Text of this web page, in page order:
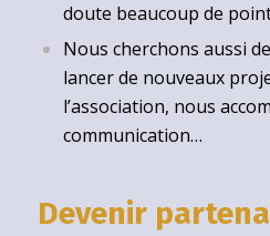
doute beaucoup de
Nous cherchons aussi
lancer de nouveaux
l’association, nous
communication…
Devenir